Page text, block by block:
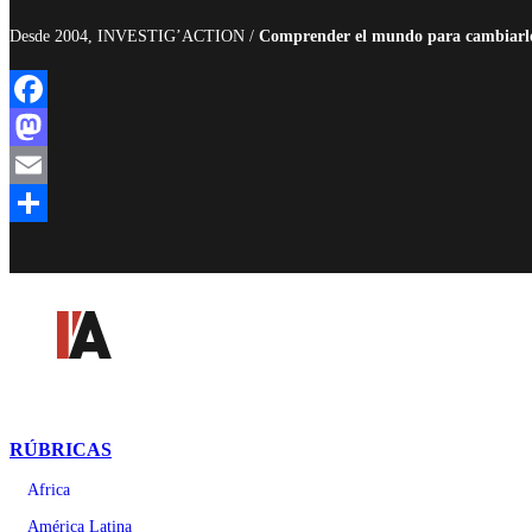
Desde 2004, INVESTIG’ACTION / Comprender el mundo para
Facebook
Mastodon
Email
RÚBRICAS
Africa
América Latina